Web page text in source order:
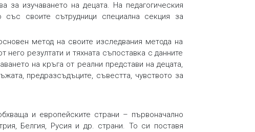
изучаването на децата. На педагогическия
своите сътрудници специална секция за
метод на своите изследвания метода на
резултати и тяхната съпоставка с данните
на кръга от реални представи на децата,
предразсъдъците, съвестта, чувството за
и европейските страни – първоначално
Белгия, Русия и др. страни. То си поставя